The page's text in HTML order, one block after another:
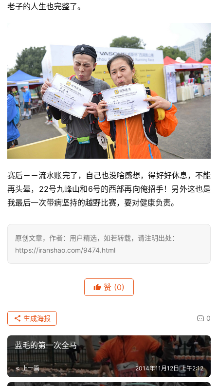
精
动
集
老子的人生也完整了。
赛后－－流水账完了，自己也没啥感想，得好好休息，不能
再头晕，22号九峰山和6号的西部再向俺招手！另外这也是
我最后一次带病坚持的越野比赛，要对健康负责。
原创文章，作者：用户精选，如若转载，请注明出处：
https://iranshao.com/9474.html
赞 (0)
0
生成海报
蓝毛的第一次全马
上一篇 2014年11月12日 上午2:12